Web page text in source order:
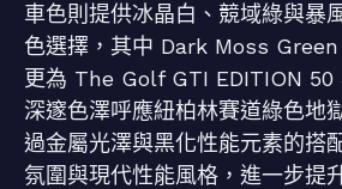
車色則提供冰晶白、競域綠與暴
色選擇，其中 Dark Moss
更為 The Golf GTI EDITION 50
深邃色澤呼應紐柏林賽道綠色地
過金屬光澤與黑化性能元素的搭
氛圍與現代性能風格，進一步提